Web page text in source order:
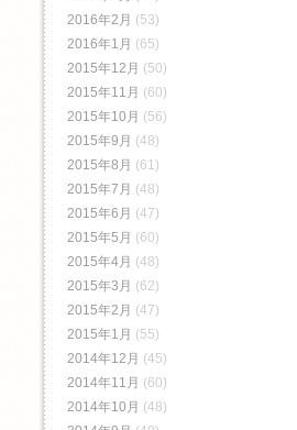
2016年2月 (53)
2016年1月 (65)
2015年12月 (50)
2015年11月 (60)
2015年10月 (56)
2015年9月 (48)
2015年8月 (61)
2015年7月 (48)
2015年6月 (47)
2015年5月 (60)
2015年4月 (48)
2015年3月 (62)
2015年2月 (47)
2015年1月 (55)
2014年12月 (45)
2014年11月 (60)
2014年10月 (48)